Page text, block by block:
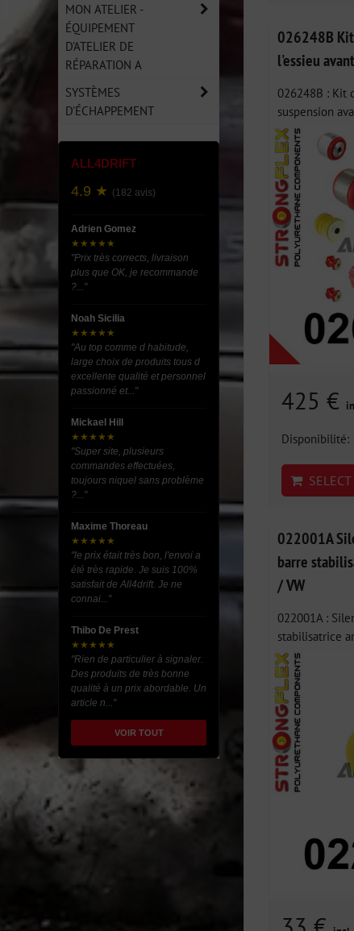
026248B
l'essieu
026248B : Kit
suspension
425 €
Disponibilité:
022001A
barre
/ VW
022001A :
stabilisatrice
MON ATELIER -
ÉQUIPEMENT
D'ATELIER DE
RÉPARATION A
SYSTÈMES
D'ÉCHAPPEMENT
ALL4DRIFT
4.9 ★ (182 avis)
Adrien Gomez
★★★★★
"Prix très corrects, livraison
plus que OK, je recommande
?..."
Noah Sicilia
★★★★★
"Au top comme d habitude,
large choix de produits tous d
excellente qualité et personnel
passionné et..."
Mickael Hill
★★★★★
"Super site, plusieurs
commandes effectuées,
toujours niquel sans problème
?..."
Maxime Thoreau
★★★★★
"le prix était très bon, l'envoi a
été très rapide. Je suis 100%
satisfait de All4drift. Je ne
connai..."
Thibo De Prest
★★★★★
"Rien de particulier à signaler.
Des produits de très bonne
qualité à un prix abordable. Un
article n..."
VOIR TOUT